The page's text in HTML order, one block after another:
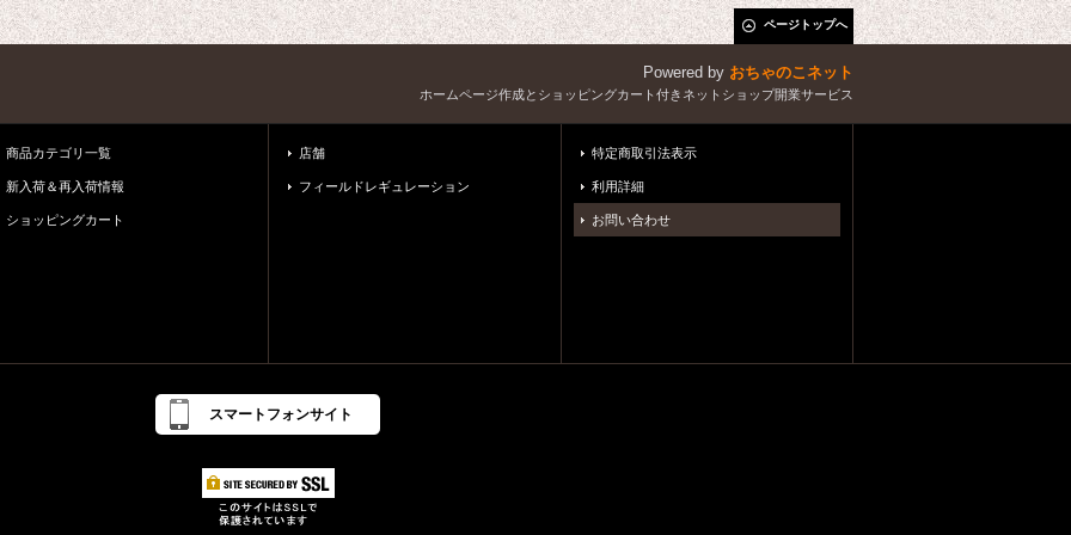
ページトップへ
Powered by おちゃのこネット
ホームページ作成とショッピングカート付きネットショップ開業サービス
商品カテゴリ一覧
新入荷＆再入荷情報
ショッピングカート
店舗
フィールドレギュレーション
特定商取引法表示
利用詳細
お問い合わせ
スマートフォンサイト